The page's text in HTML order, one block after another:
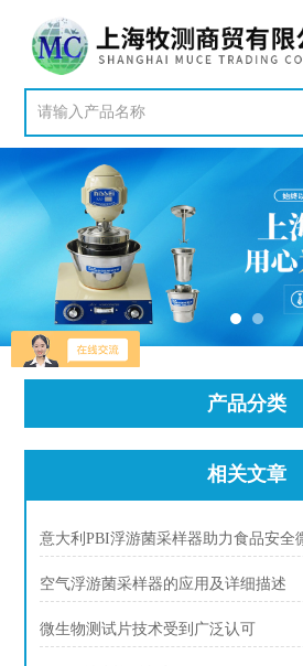
产品分类
相关文章
意大利PBI浮游菌采样器助力食品安全
空气浮游菌采样器的应用及详细描述
微生物测试片技术受到广泛认可